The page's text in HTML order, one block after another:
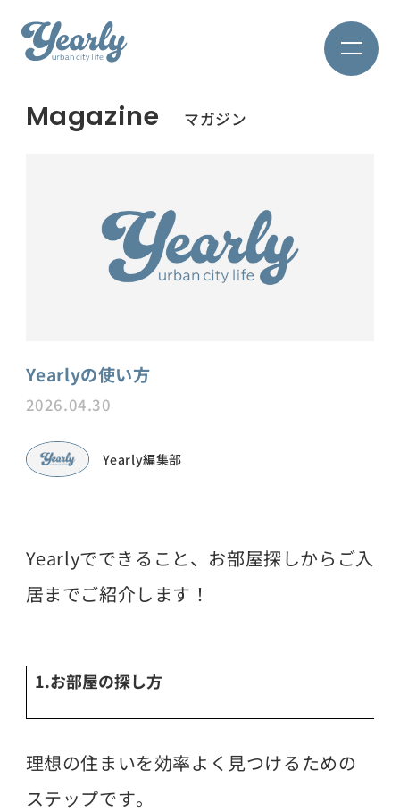
Magazine マガジン
Yearlyの使い方
2026.04.30
Yearly編集部
Yearlyでできること、お部屋探しからご入
居までご紹介します！
1.お部屋の探し方
理想の住まいを効率よく見つけるための
ステップです。